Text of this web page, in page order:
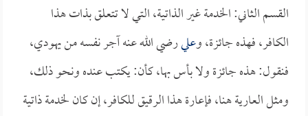
القسم الثاني: الخدمة غير الذاتية، التي لا تتعلق بذات هذا
الكافر، فهذه جائزة، وعليرضي الله عنه آجر نفسه من يهودي،
فنقول: هذه جائزة ولا بأس بها، كأن: يكتب عنده ونحو ذلك،
ومثل العارية هنا، فإعارة هذا الرقيق للكافر، إن كان لخدمة ذاتية